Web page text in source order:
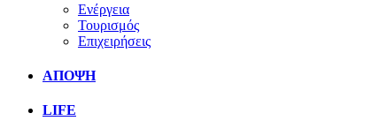
Ενέργεια
Τουρισμός
Επιχειρήσεις
ΑΠΟΨΗ
LIFE